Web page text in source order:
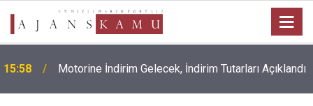
15:58 Motorine İndirim Gelecek, İndirim Tutarları Açıklandı